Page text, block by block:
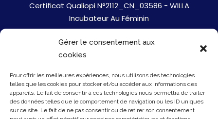
Gérer le consentement aux
cookies
Pour offrir les meilleures expériences, nous utilisons des technologies
telles que les cookies pour stocker et/ou accéder aux informations des
appareils. Le fait de consentir à ces technologies nous permettra de traiter
des données telles que le comportement de navigation ou les ID uniques
sur ce site. Le fait de ne pas consentir ou de retirer son consentement
Certificat Qualiopi N°2112_CN_03586 - WILLA
Incubateur Au Féminin
Jobs
Mentions Légales
Politique de cookies
Presse